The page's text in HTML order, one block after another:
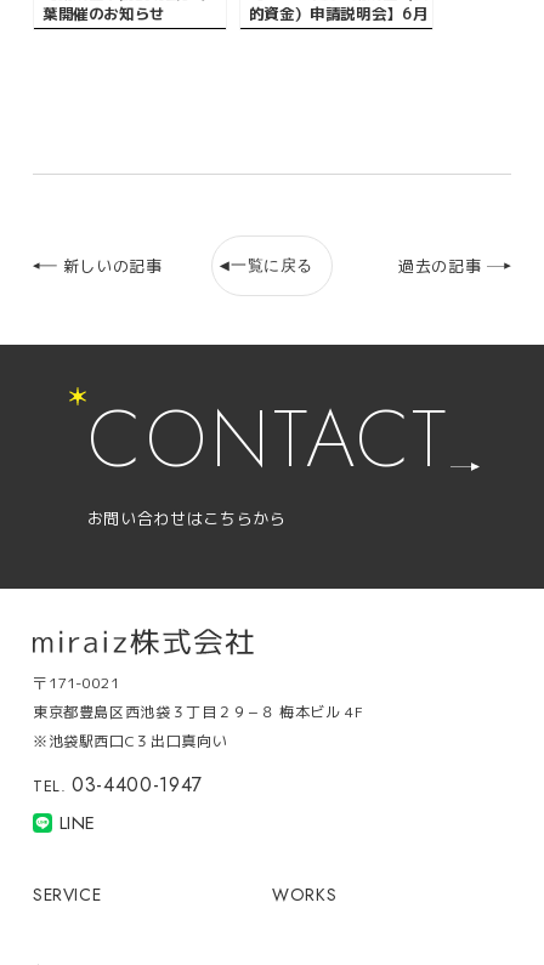
葉開催のお知らせ
的資金）申請説明会】6月
は鹿児島・群馬にて開
新しいの記事 一覧に戻る 過去の記事
CONTACT
お問い合わせはこちらから
〒171-0021
東京都豊島区西池袋３丁目２９−８ 梅本ビル 4F
※池袋駅西口C３出口真向い
TEL. 03-4400-1947
LINE
SERVICE WORKS